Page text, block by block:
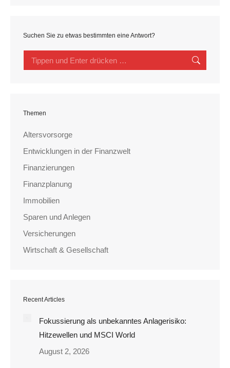
Suchen Sie zu etwas bestimmten eine Antwort?
Search:
Themen
Altersvorsorge
Entwicklungen in der Finanzwelt
Finanzierungen
Finanzplanung
Immobilien
Sparen und Anlegen
Versicherungen
Wirtschaft & Gesellschaft
Recent Articles
Fokussierung als unbekanntes Anlagerisiko:
Hitzewellen und MSCI World
August 2, 2026